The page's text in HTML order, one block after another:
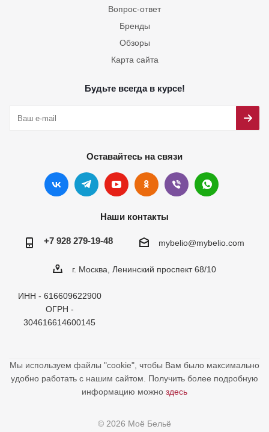
Вопрос-ответ
Бренды
Обзоры
Карта сайта
Будьте всегда в курсе!
Оставайтесь на связи
Наши контакты
+7 928 279-19-48 mybelio@mybelio.com
г. Москва, Ленинский проспект 68/10
ИНН - 616609622900
ОГРН -
304616614600145
Мы используем файлы "cookie", чтобы Вам было максимально
удобно работать с нашим сайтом. Получить более подробную
информацию можно здесь
© 2026 Моё Бельё